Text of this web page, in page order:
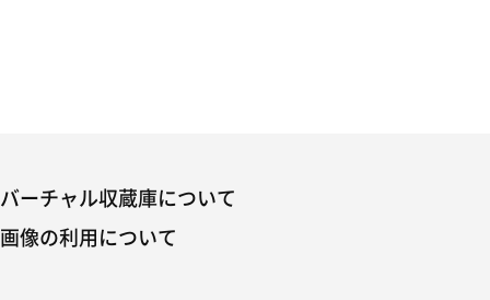
バーチャル収蔵庫について
画像の利用について